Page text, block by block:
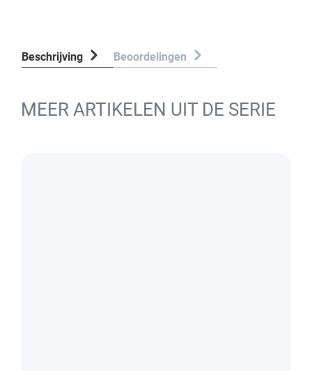
Beschrijving Beoordelingen
MEER ARTIKELEN UIT DE SERIE